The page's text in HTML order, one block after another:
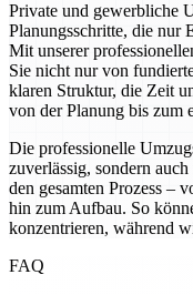
Private und gewerbliche
Planungsschritte, die nur
Mit unserer
Sie nicht nur von
klaren Struktur, die Zeit
von der Planung bis zum
Die professionelle
zuverlässig, sondern
den gesamten Prozess –
hin zum Aufbau. So
konzentrieren, während
FAQ